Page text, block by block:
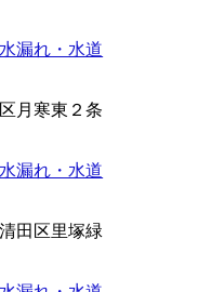
漏れ・水道
月寒東２条
漏れ・水道
田区里塚緑